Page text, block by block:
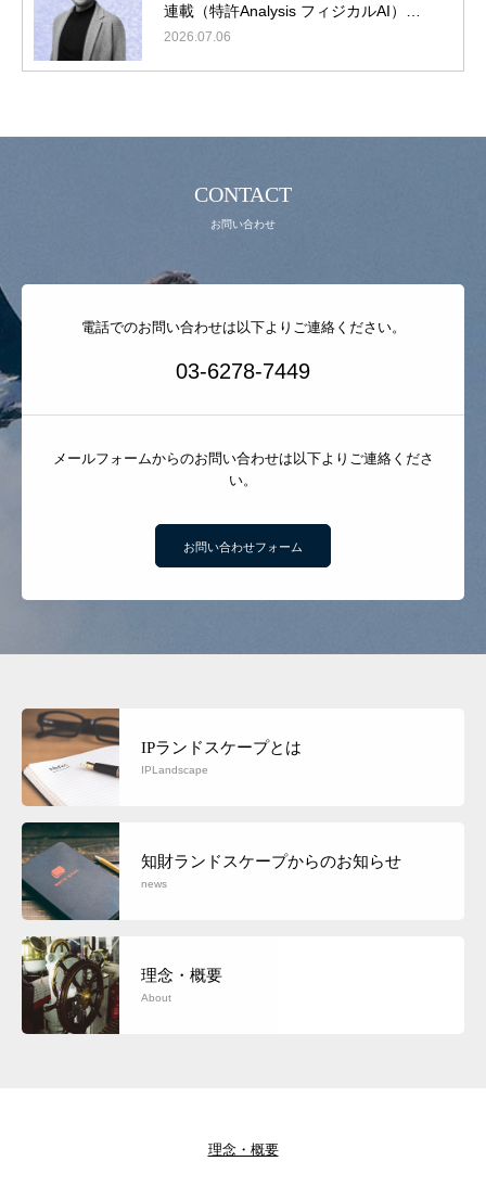
連載（特許Analysis フィジカルAI）第4
回
2026.07.06
CONTACT
お問い合わせ
電話でのお問い合わせは以下よりご連絡ください。
03-6278-7449
メールフォームからのお問い合わせは以下よりご連絡くださ
い。
お問い合わせフォーム
IPランドスケープとは
IPLandscape
知財ランドスケープからのお知らせ
news
理念・概要
About
理念・概要
最新ニュース
動画コンテンツ